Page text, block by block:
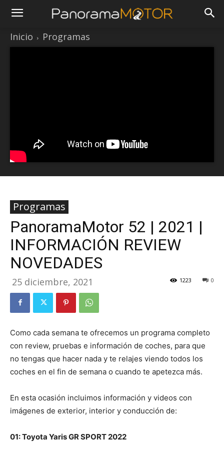
Inicio Programas
Programas
PanoramaMotor 52 | 2021 |
INFORMACIÓN REVIEW
NOVEDADES
25 diciembre, 2021 0
1223
Como cada semana te ofrecemos un programa completo
con review, pruebas e información de coches, para que
no tengas que hacer nada y te relajes viendo todos los
coches en el fin de semana o cuando te apetezca más.
En esta ocasión incluimos información y videos con
imágenes de exterior, interior y conducción de:
01: Toyota Yaris GR SPORT 2022